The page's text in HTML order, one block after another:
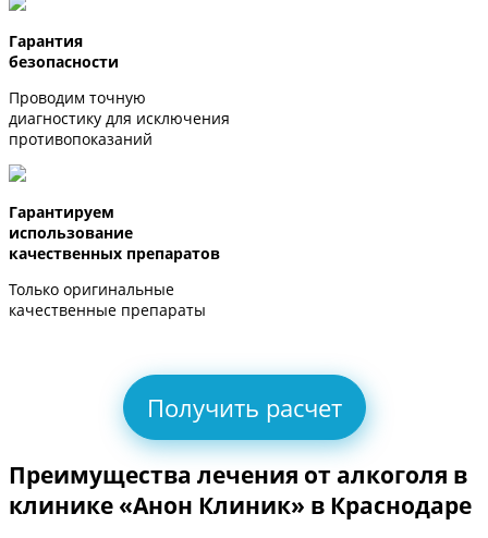
Гарантия
безопасности
Проводим точную
диагностику для исключения
противопоказаний
Гарантируем
использование
качественных препаратов
Только оригинальные
качественные препараты
Получить расчет
Преимущества лечения от алкоголя в
клинике «Анон Клиник» в Краснодаре